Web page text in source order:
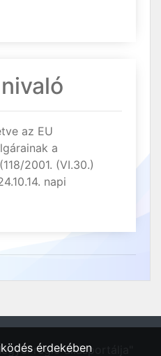
az EU
a
2001. (VI.30.)
napi
régió állásportálja"
érdekében